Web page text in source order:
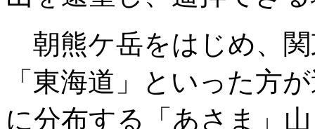
朝熊ケ岳をはじめ、
「東海道」といった方
に分布する「あさま」